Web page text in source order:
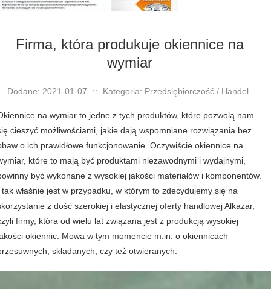
Firma, która produkuje okiennice na
wymiar
Dodane: 2021-01-07 :: Kategoria: Przedsiębiorczość / Handel
na wymiar to jedne z tych produktów, które pozwolą nam
cieszyć możliwościami, jakie dają wspomniane rozwiązania bez
o ich prawidłowe funkcjonowanie. Oczywiście okiennice na
które to mają być produktami niezawodnymi i wydajnymi,
być wykonane z wysokiej jakości materiałów i komponentów.
tak właśnie jest w przypadku, w którym to zdecydujemy się na
z dość szerokiej i elastycznej oferty handlowej Alkazar,
firmy, która od wielu lat związana jest z produkcją wysokiej
okiennic. Mowa w tym momencie m.in. o okiennicach
składanych, czy też otwieranych.